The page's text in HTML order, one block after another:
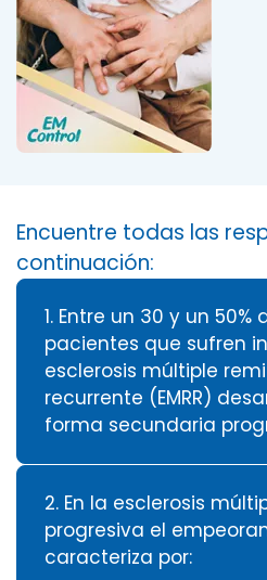
Encuentre todas las
continuación:
1. Entre un 30 y un 50%
pacientes que sufren
esclerosis múltiple
recurrente (EMRR)
forma secundaria
2. En la esclerosis
progresiva el
caracteriza por: